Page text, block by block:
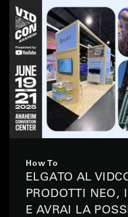
How To
ELGATO AL
PRODOTTI NEO,
E AVRAI LA